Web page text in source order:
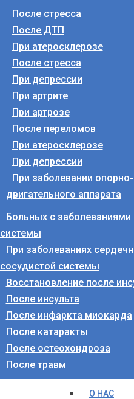
После стресса
После ДТП
При атеросклерозе
После стресса
При депрессии
При артрите
При артрозе
После переломов
При атеросклерозе
При депрессии
При заболевании опорно-
двигательного аппарата
Больных с заболеваниями
системы
При заболеваниях
сосудистой системы
Восстановление после
После инсульта
После инфаркта миокарда
После катаракты
После остеохондроза
После травм
О НАС